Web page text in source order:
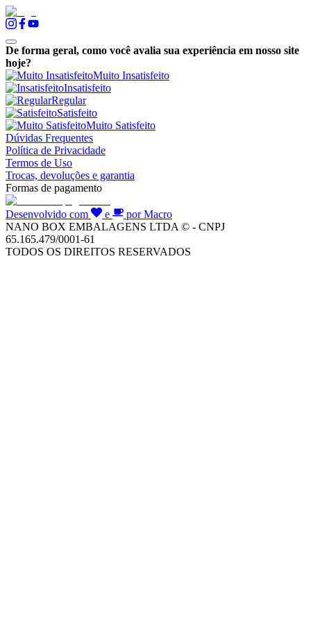
De forma geral, como você avalia sua experiência em nosso site
hoje?
Muito Insatisfeito
Insatisfeito
Regular
Satisfeito
Muito Satisfeito
Dúvidas Frequentes
Política de Privacidade
Termos de Uso
Trocas, devoluções e garantia
Formas de pagamento
Desenvolvido com e
por Macro
NANO BOX EMBALAGENS LTDA © - CNPJ
65.165.479/0001-61
TODOS OS DIREITOS RESERVADOS